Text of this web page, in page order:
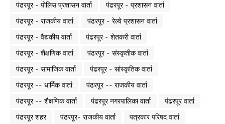
पंढरपूर - पोलिस प्रशासन वार्ता
पंढरपूर - प्रशासन वार्ता
पंढरपूर - राजकीय वार्ता
पंढरपूर - रेल्वे प्रशासन वार्ता
पंढरपूर - वैद्यकीय वार्ता
पंढरपूर - शेतकरी वार्ता
पंढरपूर - शैक्षणिक वार्ता
पंढरपूर - संस्कृतीक वार्ता
पंढरपूर - सामाजिक वार्ता
पंढरपूर - सांस्कृतिक वार्ता
पंढरपूर -- धार्मिक वार्ता
पंढरपूर -- राजकीय वार्ता
पंढरपूर -- शैक्षणिक वार्ता
पंढरपूर नगरपालिका वार्ता
पंढरपूर वार्ता
पंढरपूर शहर
पंढरपूर- राजकीय वार्ता
पत्रकार परिषद वार्ता